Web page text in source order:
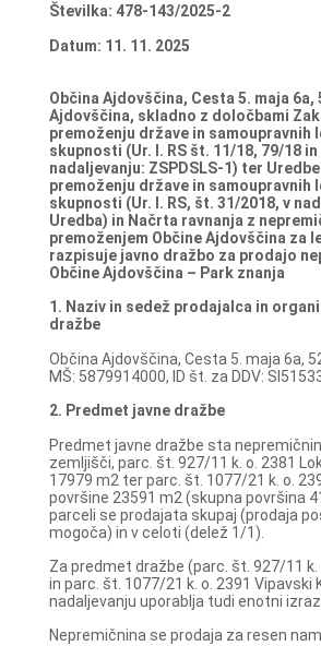
Številka: 478-143/2025-2
Datum: 11. 11. 2025
Občina Ajdovščina, Cesta 5. maja 6a,
Ajdovščina, skladno z določbami
premoženju države in samoupravnih
skupnosti (Ur. l. RS št. 11/18, 79/18 in
nadaljevanju: ZSPDSLS-1) ter
premoženju države in samoupravnih
skupnosti (Ur. l. RS, št. 31/2018, v
Uredba) in Načrta ravnanja z
premoženjem Občine Ajdovščina za
razpisuje javno dražbo za prodajo
Občine Ajdovščina – Park znanja
1. Naziv in sedež prodajalca in
dražbe
Občina Ajdovščina, Cesta 5. maja 6a,
MŠ: 5879914000, ID št. za DDV:
2. Predmet javne dražbe
Predmet javne dražbe sta
zemljišči, parc. št. 927/11 k. o. 2381
17979 m2 ter parc. št. 1077/21 k. o.
površine 23591 m2 (skupna površina
parceli se prodajata skupaj (prodaja
mogoča) in v celoti (delež 1/1).
Za predmet dražbe (parc. št. 927/11 k.
in parc. št. 1077/21 k. o. 2391 Vipavski
nadaljevanju uporablja tudi enotni
Nepremičnina se prodaja za resen